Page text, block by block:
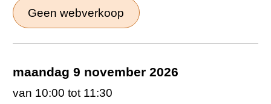
Geen webverkoop
maandag 9 november 2026
van 10:00 tot 11:30